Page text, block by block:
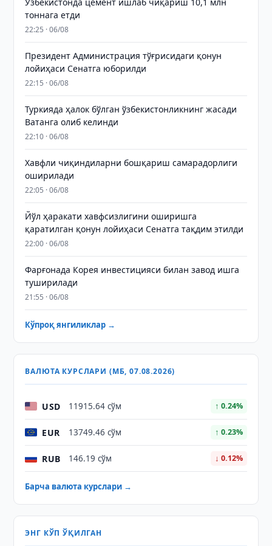
тоннага етди
22:25 · 06/08
Президент Администрация тўғрисидаги қонун
лойиҳаси Сенатга юборилди
22:15 · 06/08
Туркияда ҳалок бўлган ўзбекистонликнинг жасади
Ватанга олиб келинди
22:10 · 06/08
Хавфли чиқиндиларни бошқариш самарадорлиги
оширилади
22:05 · 06/08
Йўл ҳаракати хавфсизлигини оширишга
қаратилган қонун лойиҳаси Сенатга тақдим этилди
22:00 · 06/08
Фарғонада Корея инвестицияси билан завод ишга
туширилади
21:55 · 06/08
Кўпроқ янгиликлар →
ВАЛЮТА КУРСЛАРИ (МБ, 07.08.2026)
USD 11915.64 сўм ↑ 0.24%
EUR 13749.46 сўм ↑ 0.23%
RUB 146.19 сўм ↓ 0.12%
Барча валюта курслари →
ЭНГ КЎП ЎҚИЛГАН